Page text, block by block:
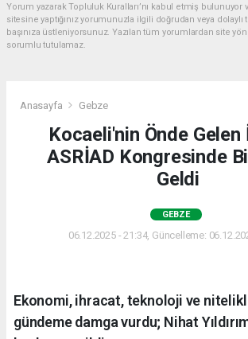
Yorum yazarak Topluluk Kuralları’nı kabul etmiş
sitesine yaptığınız yorumunuzla ilgili doğrudan veya
başınıza üstleniyorsunuz. Yazılan tüm yorumlardan site
sorumlu tutulamaz.
Anasayfa Gebze
Kocaeli'nin Önde
ASRİAD Kongresinde
Geldi
GEBZE
06.12.2025 - 21:34, Güncelleme:
Ekonomi, ihracat, teknoloji ve
gündeme damga vurdu; Nihat